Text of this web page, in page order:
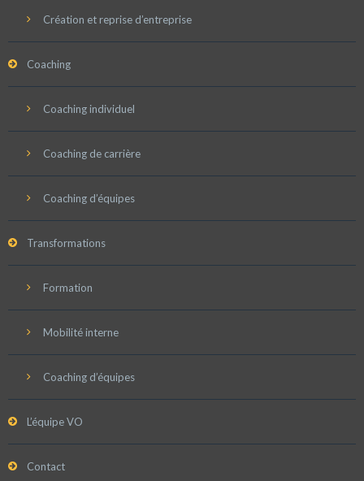
Création et reprise d’entreprise
Coaching
Coaching individuel
Coaching de carrière
Coaching d’équipes
Transformations
Formation
Mobilité interne
Coaching d’équipes
L’équipe VO
Contact